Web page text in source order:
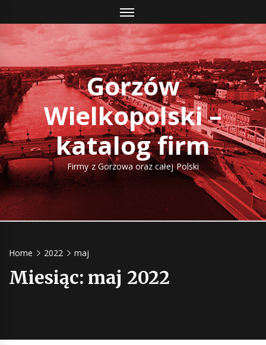
to
content
Gorzów
Wielkopolski –
katalog firm
Firmy z Gorzowa oraz całej Polski
Home 2022 maj
Miesiąc: maj 2022